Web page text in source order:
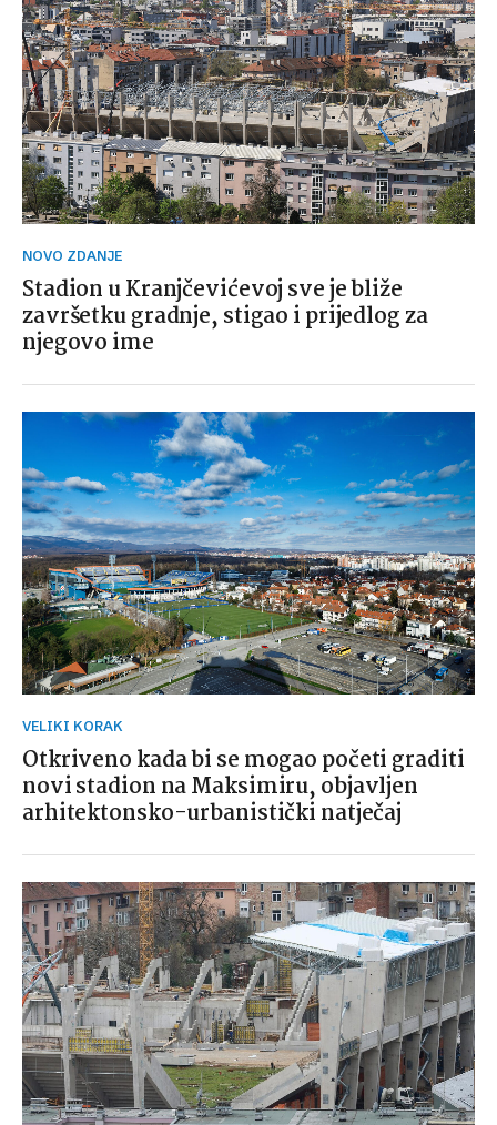
NOVO ZDANJE
Stadion u Kranjčevićevoj sve je bliže
završetku gradnje, stigao i prijedlog za
njegovo ime
VELIKI KORAK
Otkriveno kada bi se mogao početi graditi
novi stadion na Maksimiru, objavljen
arhitektonsko-urbanistički natječaj